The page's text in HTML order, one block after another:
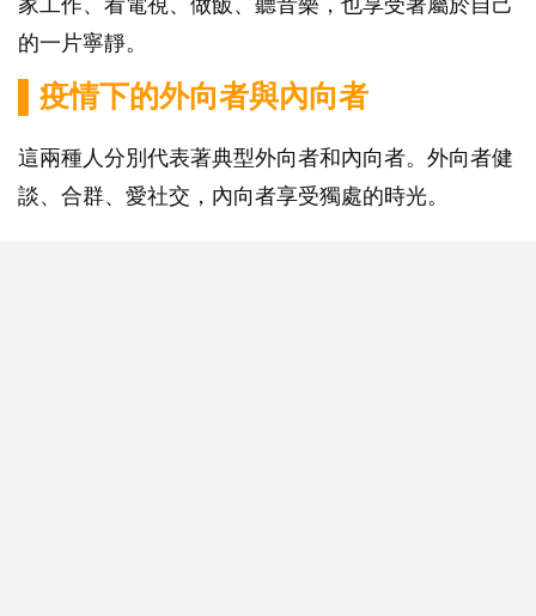
家工作、看電視、做飯、聽音樂，也享受著屬於自己
的一片寧靜。
▌疫情下的外向者與內向者
這兩種人分別代表著典型外向者和內向者。外向者健
談、合群、愛社交，內向者享受獨處的時光。